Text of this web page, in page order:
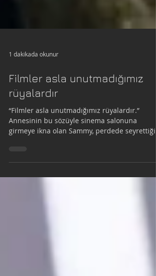
1 dakikada okunur
Filmler asla unutmadığımız
rüyalardır
“Filmler asla unutmadığımız rüyalardır.”
The Greatest...